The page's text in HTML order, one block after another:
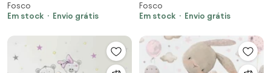
crianças - Ursinho
Fosco
Em stock
Envio grátis
criança - Ursinho de peluche e
estrelas
Fosco
Em stock
Envio grátis